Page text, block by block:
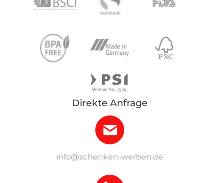
Direkte Anfrage
info@schenken-werben.de